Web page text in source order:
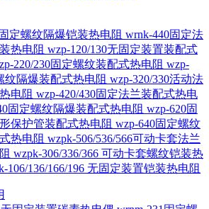
定螺纹隔爆铠装热电阻 wrnk-440固定法
热电阻 wzp-120/130无固定装置装配式
220/230固定螺纹装配式热电阻 wzp-
纹隔爆装配式热电阻 wzp-320/330活动法
电阻 wzp-420/430固定法兰装配式热电
固定螺纹隔爆装配式热电阻 wzp-620固
保护管装配式热电阻 wzp-640固定螺纹
热电阻 wzpk-506/536/566可动卡套法兰
wzpk-306/336/366 可动卡套螺纹铠装热
106/136/166/196 无固定装置铠装热电阻